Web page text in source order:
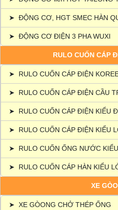
➤ ĐỘNG CƠ, HGT SMEC HÀN
➤ ĐỘNG CƠ ĐIỆN 3 PHA WUXI
RULO CUỐN CÁP
➤ RULO CUỐN CÁP ĐIỆN
➤ RULO CUỐN CÁP ĐIỆN CẦU
➤ RULO CUỐN CÁP ĐIỆN KIỂU
➤ RULO CUỐN CÁP ĐIỆN KIỂU
➤ RULO CUỐN ỐNG NƯỚC
➤ RULO CUỐN CÁP HÀN KIỂU
XE
➤ XE GÒONG CHỞ THÉP ỐNG